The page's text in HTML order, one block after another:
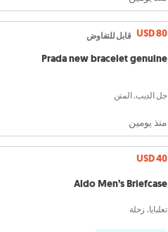
USD 80 قابل للتفاوض
Prada new bracelet genuine
جل الديب, المتن
منذ يومين
USD 40
Aldo Men’s Briefcase
تعلبايا, زحلة